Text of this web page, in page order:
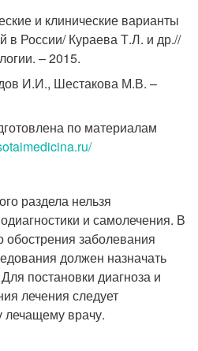
и клинические варианты
в России/ Кураева Т.Л. и др.//
– 2015.
И.И., Шестакова М.В. –
по материалам
раздела нельзя
и самолечения. В
обострения заболевания
должен назначать
постановки диагноза и
лечения следует
врачу.